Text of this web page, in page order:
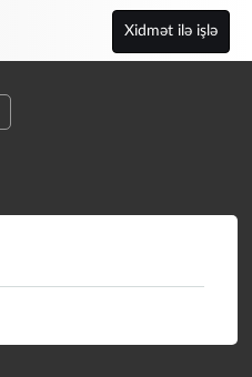
Xidmət ilə işlə